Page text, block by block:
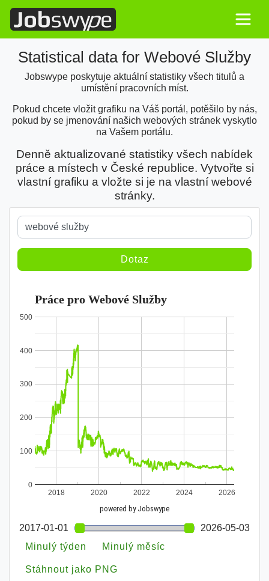
Statistical data for Webové Služby
Jobswype poskytuje aktuální statistiky všech titulů a
umístění pracovních míst.
Pokud chcete vložit grafiku na Váš portál, potěšilo by nás,
pokud by se jmenování našich webových stránek vyskytlo
na Vašem portálu.
Denně aktualizované statistiky všech nabídek
práce a místech v České republice. Vytvořte si
vlastní grafiku a vložte si je na vlastní webové
stránky.
Keyword
Dotaz
Práce pro Webové Služby
2018 2020 2022 2024 2026
0
100
200
300
400
500
powered by Jobswype
2017-01-01
2026-05-03
Minulý týden
Minulý měsíc
Stáhnout jako PNG